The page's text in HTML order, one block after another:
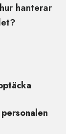
hanterar